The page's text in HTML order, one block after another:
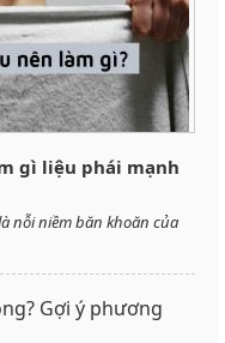
gì liệu phái mạnh
nỗi niềm băn khoăn của
Gợi ý phương